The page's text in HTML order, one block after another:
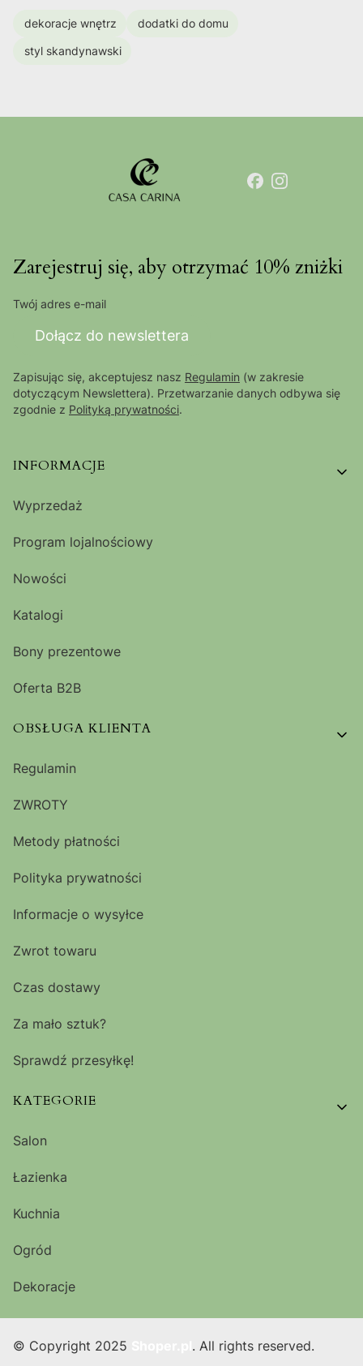
dekoracje wnętrz
dodatki do domu
styl skandynawski
Zarejestruj się, aby otrzymać 10% zniżki
Twój adres e-mail
Dołącz do newslettera
Zapisując się, akceptujesz nasz Regulamin (w zakresie
dotyczącym Newslettera). Przetwarzanie danych odbywa się
zgodnie z Polityką prywatności.
Linki w stopce
INFORMACJE
Wyprzedaż
Program lojalnościowy
Nowości
Katalogi
Bony prezentowe
Oferta B2B
OBSŁUGA KLIENTA
Regulamin
ZWROTY
Metody płatności
Polityka prywatności
Informacje o wysyłce
Zwrot towaru
Czas dostawy
Za mało sztuk?
Sprawdź przesyłkę!
KATEGORIE
Salon
Łazienka
Kuchnia
Ogród
Dekoracje
© Copyright 2025 . All rights reserved.